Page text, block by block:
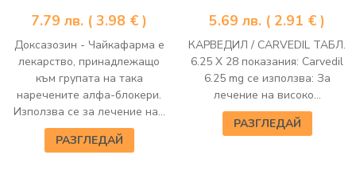
7.79 лв. ( 3.98 € )
Доксазозин - Чайкафарма е
лекарство, принадлежащо
към групата на така
наречените алфа-блокери.
Използва се за лечение на...
РАЗГЛЕДАЙ
5.69 лв. ( 2.91 € )
КАРВЕДИЛ / CARVEDIL ТАБЛ.
6.25 Х 28 показания: Carvedil
6.25 mg се използва: За
лечение на високо...
РАЗГЛЕДАЙ